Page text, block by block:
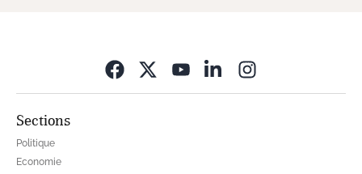
Sections
Politique
Economie